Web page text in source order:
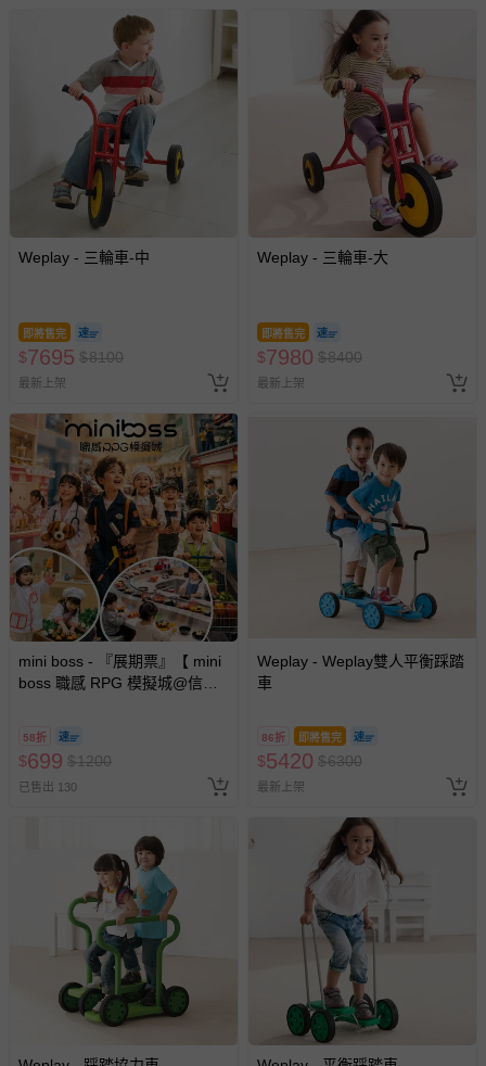
Weplay - 三輪車-中
即將售完
$7695 $8100
最新上架
Weplay - 三輪車-大
即將售完
$7980 $8400
最新上架
mini boss - 『展期票』【 mini
boss 職感 RPG 模擬城@信義
換，依現場梯次安排入場，逾
期作廢) (兒童票(2歲以上)贈一
名陪伴成人)
58折
$699 $1200
已售出 130
Weplay - Weplay雙人平衡踩踏
車
86折 即將售完
$5420 $6300
最新上架